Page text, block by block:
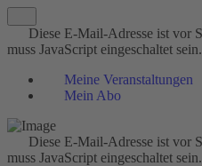
Diese E-Mail-Adresse ist vor
muss JavaScript eingeschaltet sein.
Meine Veranstaltungen
Mein Abo
Diese E-Mail-Adresse ist vor
muss JavaScript eingeschaltet sein.